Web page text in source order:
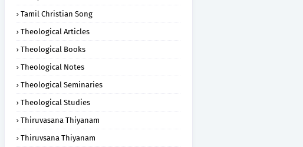
Tamil Christian Song
Theological Articles
Theological Books
Theological Notes
Theological Seminaries
Theological Studies
Thiruvasana Thiyanam
Thiruvsana Thiyanam